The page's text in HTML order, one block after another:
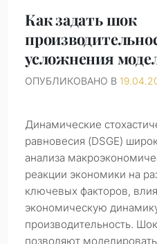
Как задать шок
усложнения
ОПУБЛИКОВАНО В
Динамические
равновесия (DSGE)
анализа
реакции экономики на
ключевых факторов,
экономическую
производительность.
позволяют